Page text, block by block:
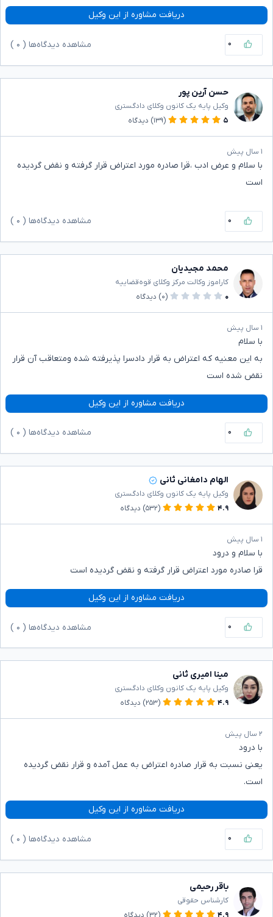
دریافت مشاوره از این وکیل
۰ مشاهده دیدگاه‌ها ( ۰
حسن آرین پور
وکیل پایه یک کانون وکلای دادگستری
۵
(۱۳۹) دیدگاه
۱ سال پیش
با سلام و عرض ادب ،قرا صادره مورد اعتراض قرار گرفته و نقض گردیده
است
۰ مشاهده دیدگاه‌ها ( ۰
محمد مجیدیان
کاراموز وکالت مرکز وکلای قوه‌قضاییه
۰
(۰) دیدگاه
۱ سال پیش
با سلام
به این معنیه که اعتراض به قرار دادسرا پذیرفته شده ومتعاقب آن قرار
نقض شده است
دریافت مشاوره از این وکیل
۰ مشاهده دیدگاه‌ها ( ۰
الهام دامغانی ثانی
وکیل پایه یک کانون وکلای دادگستری
۴.۹
(۵۳۲) دیدگاه
۱ سال پیش
با سلام و درود
قرا صادره مورد اعتراض قرار گرفته و نقض گردیده است
دریافت مشاوره از این وکیل
۰ مشاهده دیدگاه‌ها ( ۰
مینا امیری ثانی
وکیل پایه یک کانون وکلای دادگستری
۴.۹
(۲۵۳) دیدگاه
۲ سال پیش
با درود
یعنی نسبت به قرار صادره اعتراض به عمل آمده و قرار نقض گردیده
است.
دریافت مشاوره از این وکیل
۰ مشاهده دیدگاه‌ها ( ۰
باقر رحیمی
کارشناس حقوقی
۴.۹
(۳۲) دیدگاه